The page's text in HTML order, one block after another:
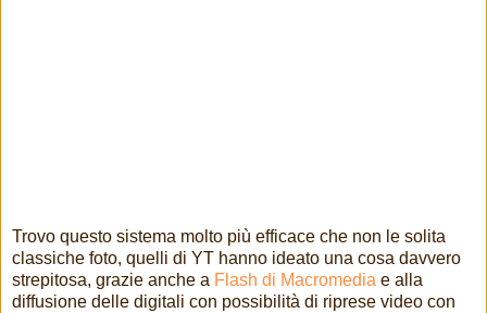
Trovo questo sistema molto più efficace che non le solita
classiche foto, quelli di YT hanno ideato una cosa davvero
strepitosa, grazie anche a Flash di Macromedia e alla
diffusione delle digitali con possibilità di riprese video con